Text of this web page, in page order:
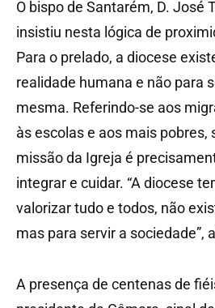
O bispo de Santarém, D. José
insistiu nesta lógica de
Para o prelado, a diocese
realidade humana e não para
mesma. Referindo-se aos
às escolas e aos mais pobres,
missão da Igreja é
integrar e cuidar. “A diocese
valorizar tudo e todos, não
mas para servir a sociedade”,
A presença de centenas de